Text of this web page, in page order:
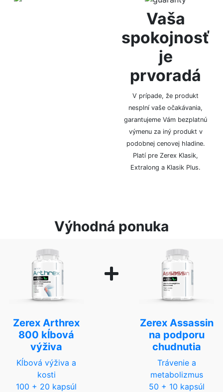
Vaša
spokojnosť
je
prvoradá
V prípade, že produkt
nesplní vaše očakávania,
garantujeme Vám bezplatnú
výmenu za iný produkt v
podobnej cenovej hladine.
Platí pre Zerex Klasik,
Extralong a Klasik Plus.
Výhodná ponuka
Zerex Arthrex
800 kĺbová
výživa
Kĺbová výživa a
kosti
100 + 20 kapsúl
Zerex Assassin
na podporu
chudnutia
Trávenie a
metabolizmus
50 + 10 kapsúl